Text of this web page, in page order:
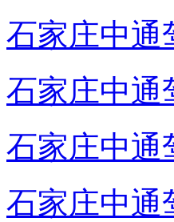
石家庄中通
石家庄中通
石家庄中通
石家庄中通